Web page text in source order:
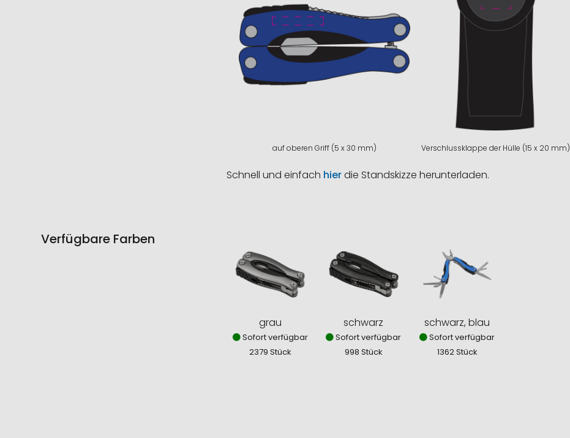
auf oberen Griff (5 x 30 mm) Verschlussklappe der Hülle (15 x 20 mm)
Schnell und einfach hierdie Standskizze herunterladen.
Verfügbare Farben
grau
Sofort verfügbar
2379 Stück
schwarz
Sofort verfügbar
998 Stück
schwarz, blau
Sofort verfügbar
1362 Stück